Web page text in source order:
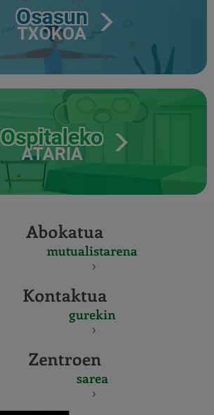
Osasun
TXOKOA
Ospitaleko
ATARIA
Abokatua
mutualistarena
Kontaktua
gurekin
Zentroen
sarea